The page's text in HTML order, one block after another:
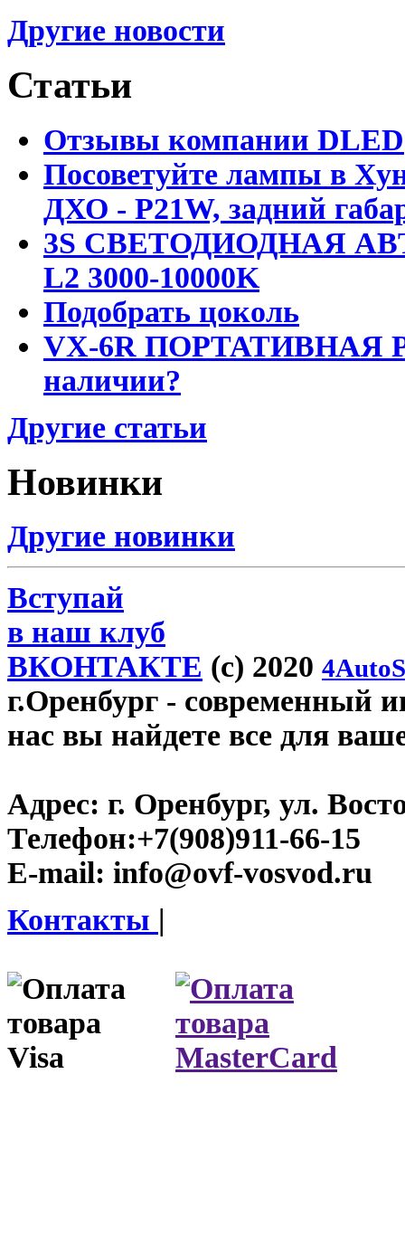
Другие новости
Статьи
Отзывы компании DLED
Посоветуйте лампы в
ДХО - P21W, задний
3S СВЕТОДИОДНАЯ
L2 3000-10000K
Подобрать цоколь
VX-6R ПОРТАТИВНАЯ
наличии?
Другие статьи
Новинки
Другие новинки
Вступай
в наш клуб
ВКОНТАКТЕ (c) 2020
г.Оренбург - современный
нас вы найдете все для
Адрес: г. Оренбург, ул.
Телефон:+7(908)911-66-15
E-mail: info@ovf-vosvod.ru
Контакты |